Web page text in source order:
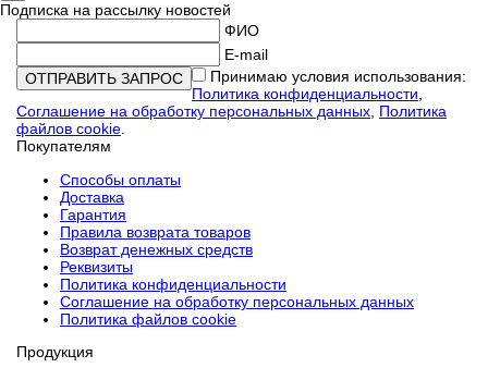
Подписка на рассылку новостей
ФИО
E-mail
Принимаю условия использования:
Политика конфиденциальности,
Соглашение на обработку персональных данных, Политика
файлов cookie.
Покупателям
Способы оплаты
Доставка
Гарантия
Правила возврата товаров
Возврат денежных средств
Реквизиты
Политика конфиденциальности
Соглашение на обработку персональных данных
Политика файлов cookie
Продукция